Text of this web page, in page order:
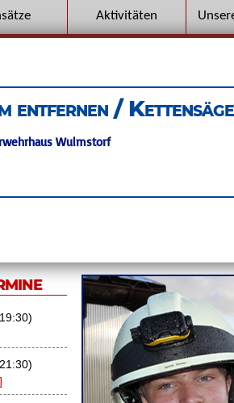
Aktivitäten
entfernen /
Wulmstorf